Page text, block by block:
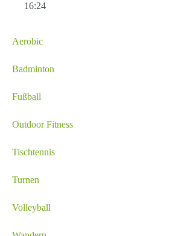
16:24
Aerobic
Badminton
Fußball
Outdoor Fitness
Tischtennis
Turnen
Volleyball